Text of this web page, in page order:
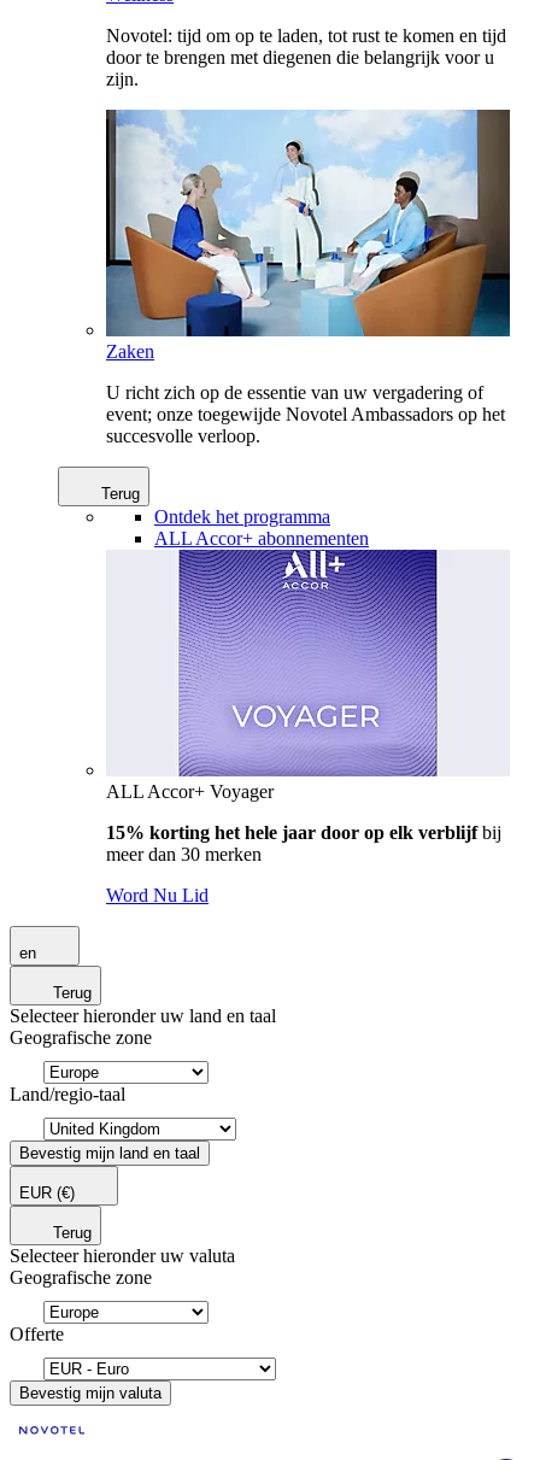
Novotel: tijd om op te laden, tot rust te komen en tijd
door te brengen met diegenen die belangrijk voor u
zijn.
Zaken
U richt zich op de essentie van uw vergadering of
event; onze toegewijde Novotel Ambassadors op het
succesvolle verloop.
Terug
Ontdek het programma
ALL Accor+ abonnementen
ALL Accor+ Voyager
15% korting het hele jaar door op elk verblijfbij
meer dan 30 merken
Word Nu Lid
en
Terug
Selecteer hieronder uw land en taal
Geografische zone
Land/regio-taal
Bevestig mijn land en taal
EUR (€)
Terug
Selecteer hieronder uw valuta
Geografische zone
Offerte
Bevestig mijn valuta